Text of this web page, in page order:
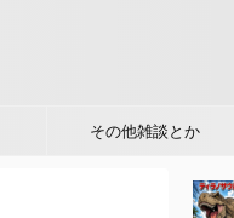
その他雑談とか